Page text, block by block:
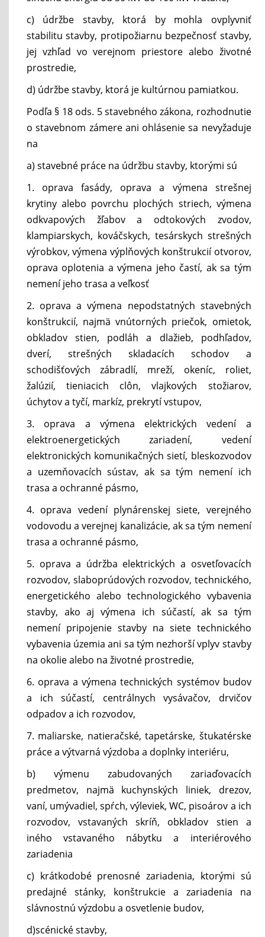
c) údržbe stavby, ktorá by mohla ovplyvniť
stabilitu stavby, protipožiarnu bezpečnosť stavby,
jej vzhľad vo verejnom priestore alebo životné
prostredie,
d) údržbe stavby, ktorá je kultúrnou pamiatkou.
Podľa § 18 ods. 5 stavebného zákona, rozhodnutie
o stavebnom zámere ani ohlásenie sa nevyžaduje
na
a) stavebné práce na údržbu stavby, ktorými sú
1. oprava fasády, oprava a výmena strešnej
krytiny alebo povrchu plochých striech, výmena
odkvapových žľabov a odtokových zvodov,
klampiarskych, kováčskych, tesárskych strešných
výrobkov, výmena výplňových konštrukcií otvorov,
oprava oplotenia a výmena jeho častí, ak sa tým
nemení jeho trasa a veľkosť
2. oprava a výmena nepodstatných stavebných
konštrukcií, najmä vnútorných priečok, omietok,
obkladov stien, podláh a dlažieb, podhľadov,
dverí, strešných skladacích schodov a
schodišťových zábradlí, mreží, okeníc, roliet,
žalúzií, tieniacich clôn, vlajkových stožiarov,
úchytov a tyčí, markíz, prekrytí vstupov,
3. oprava a výmena elektrických vedení a
elektroenergetických zariadení, vedení
elektronických komunikačných sietí, bleskozvodov
a uzemňovacích sústav, ak sa tým nemení ich
trasa a ochranné pásmo,
4. oprava vedení plynárenskej siete, verejného
vodovodu a verejnej kanalizácie, ak sa tým nemení
trasa a ochranné pásmo,
5. oprava a údržba elektrických a osvetľovacích
rozvodov, slaboprúdových rozvodov, technického,
energetického alebo technologického vybavenia
stavby, ako aj výmena ich súčastí, ak sa tým
nemení pripojenie stavby na siete technického
vybavenia územia ani sa tým nezhorší vplyv stavby
na okolie alebo na životné prostredie,
6. oprava a výmena technických systémov budov
a ich súčastí, centrálnych vysávačov, drvičov
odpadov a ich rozvodov,
7. maliarske, natieračské, tapetárske, štukatérske
práce a výtvarná výzdoba a doplnky interiéru,
b) výmenu zabudovaných zariaďovacích
predmetov, najmä kuchynských liniek, drezov,
vaní, umývadiel, spŕch, výleviek, WC, pisoárov a ich
rozvodov, vstavaných skríň, obkladov stien a
iného vstavaného nábytku a interiérového
zariadenia
c) krátkodobé prenosné zariadenia, ktorými sú
predajné stánky, konštrukcie a zariadenia na
slávnostnú výzdobu a osvetlenie budov,
d)scénické stavby,